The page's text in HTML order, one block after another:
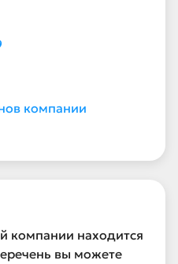
компании
компании находится
вы можете